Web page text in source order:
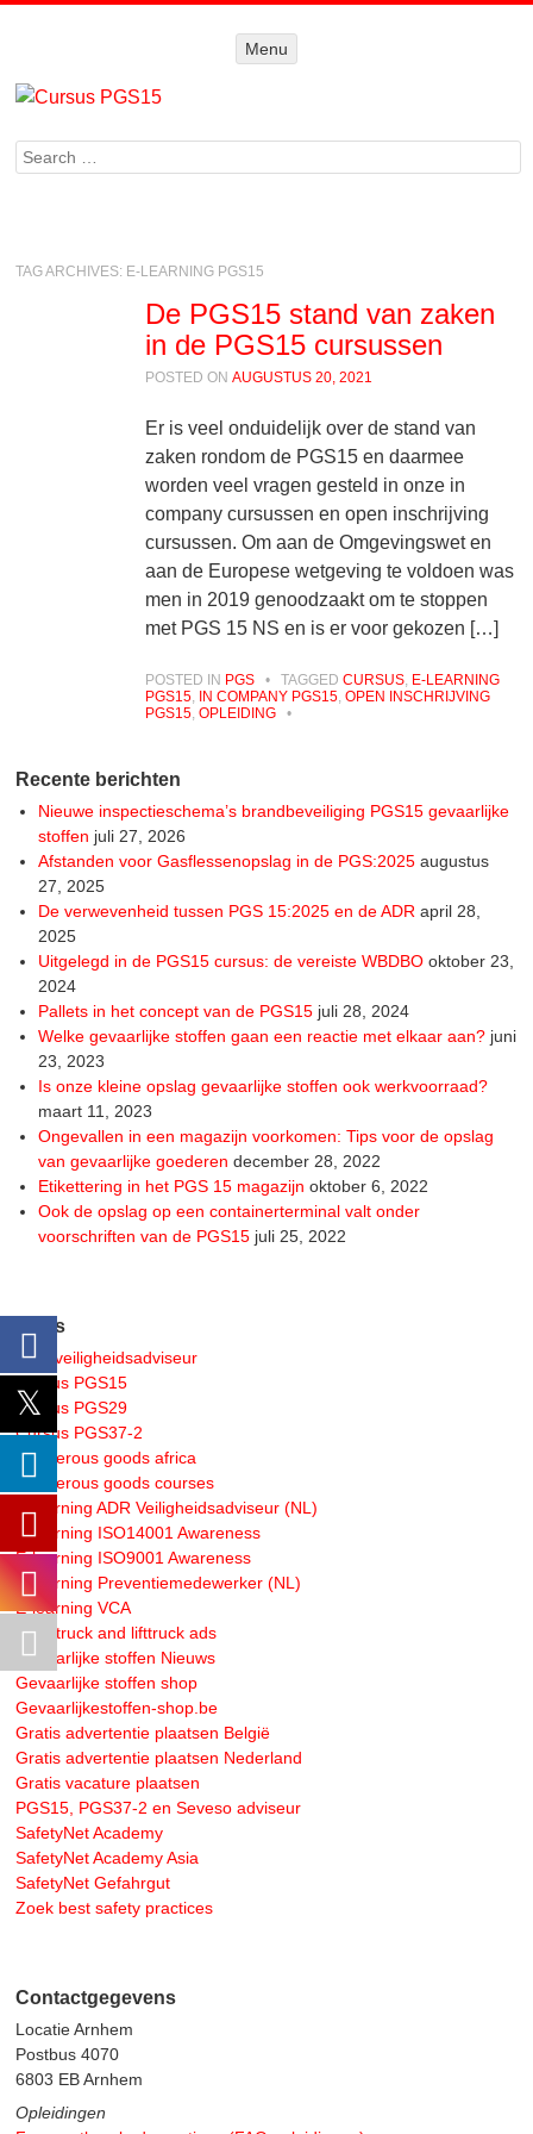
Menu
Search
TAG ARCHIVES: E-LEARNING PGS15
De PGS15 stand van zaken
in de PGS15 cursussen
POSTED ON AUGUSTUS 20, 2021
Er is veel onduidelijk over de stand van
zaken rondom de PGS15 en daarmee
worden veel vragen gesteld in onze in
company cursussen en open inschrijving
cursussen. Om aan de Omgevingswet en
aan de Europese wetgeving te voldoen was
men in 2019 genoodzaakt om te stoppen
met PGS 15 NS en is er voor gekozen […]
POSTED IN PGS • TAGGED CURSUS, E-LEARNING
PGS15, IN COMPANY PGS15, OPEN INSCHRIJVING
PGS15, OPLEIDING •
Recente berichten
Nieuwe inspectieschema’s brandbeveiliging PGS15 gevaarlijke
stoffen juli 27, 2026
Afstanden voor Gasflessenopslag in de PGS:2025 augustus
27, 2025
De verwevenheid tussen PGS 15:2025 en de ADR april 28,
2025
Uitgelegd in de PGS15 cursus: de vereiste WBDBO oktober 23,
2024
Pallets in het concept van de PGS15 juli 28, 2024
Welke gevaarlijke stoffen gaan een reactie met elkaar aan? juni
23, 2023
Is onze kleine opslag gevaarlijke stoffen ook werkvoorraad?
maart 11, 2023
Ongevallen in een magazijn voorkomen: Tips voor de opslag
van gevaarlijke goederen december 28, 2022
Etikettering in het PGS 15 magazijn oktober 6, 2022
Ook de opslag op een containerterminal valt onder
voorschriften van de PGS15 juli 25, 2022
Links
ADR veiligheidsadviseur
Cursus PGS15
Cursus PGS29
Cursus PGS37-2
Dangerous goods africa
Dangerous goods courses
E-learning ADR Veiligheidsadviseur (NL)
E-learning ISO14001 Awareness
E-learning ISO9001 Awareness
E-learning Preventiemedewerker (NL)
E-learning VCA
Free truck and lifttruck ads
Gevaarlijke stoffen Nieuws
Gevaarlijke stoffen shop
Gevaarlijkestoffen-shop.be
Gratis advertentie plaatsen België
Gratis advertentie plaatsen Nederland
Gratis vacature plaatsen
PGS15, PGS37-2 en Seveso adviseur
SafetyNet Academy
SafetyNet Academy Asia
SafetyNet Gefahrgut
Zoek best safety practices
Contactgegevens
Locatie Arnhem
Postbus 4070
6803 EB Arnhem
Opleidingen